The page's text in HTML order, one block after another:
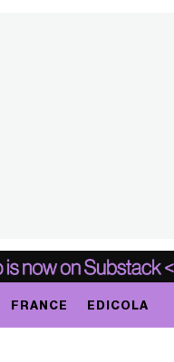
FRANCE EDICOLA